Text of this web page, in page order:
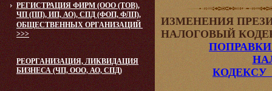
РЕГИСТРАЦИЯ ФИРМ (ООО (ТОВ),
ЧП (ПП), ИП, АО), СПД (ФОП, ФЛП),
ОБЩЕСТВЕННЫХ ОРГАНИЗАЦИЙ
>>>
РЕОРГАНИЗАЦИЯ, ЛИКВИДАЦИЯ
БИЗНЕСА (ЧП, ООО, АО, СПД)
ИЗМЕНЕНИЯ
НАЛОГОВЫЙ КОДЕКС
КОДЕКСУ